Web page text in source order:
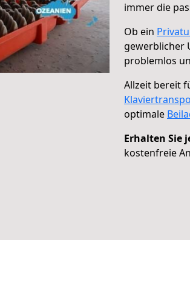
immer die
Ob ein
gewerblicher
problemlos
Allzeit bereit
optimale
Erhalten Sie
kostenfreie